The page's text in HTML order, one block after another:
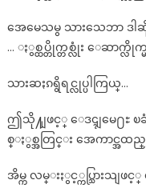
အေမေသမွ သားသေဘာ ဒါ
… ႏွစ္ထပ္တိုက္တစ္လုံး ေဆာက္
သားဆႏၵရွိရင္လုပ္ပါကြယ္…
ဤသို႔ျဖင့္ ေဒၚျမေ႐ႊ ၿ
စ္ႏွစ္အတြင္း အေကာင္အ
အိမ္က လမ္းႏွင့္ကပ္သြားသျဖ